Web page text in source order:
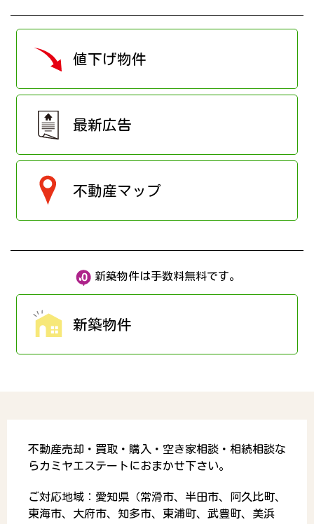
値下げ物件
最新広告
不動産マップ
新築物件は手数料無料です。
新築物件
不動産売却・買取・購入・空き家相談・相続相談な
らカミヤエステートにおまかせ下さい。
ご対応地域：愛知県（常滑市、半田市、阿久比町、
東海市、大府市、知多市、東浦町、武豊町、美浜